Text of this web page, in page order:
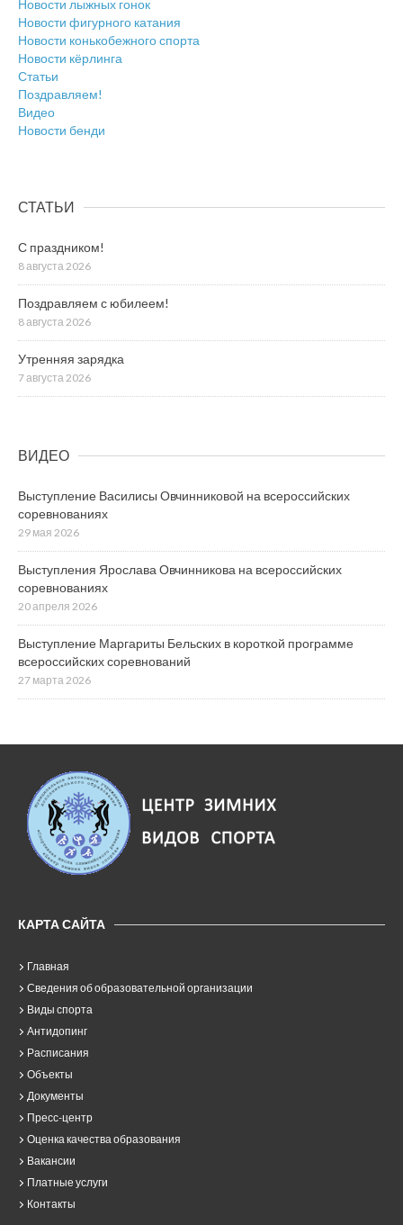
Новости лыжных гонок
Новости фигурного катания
Новости конькобежного спорта
Новости кёрлинга
Статьи
Поздравляем!
Видео
Новости бенди
СТАТЬИ
С праздником!
8 августа 2026
Поздравляем с юбилеем!
8 августа 2026
Утренняя зарядка
7 августа 2026
ВИДЕО
Выступление Василисы Овчинниковой на всероссийских
соревнованиях
29 мая 2026
Выступления Ярослава Овчинникова на всероссийских
соревнованиях
20 апреля 2026
Выступление Маргариты Бельских в короткой программе
всероссийских соревнований
27 марта 2026
КАРТА САЙТА
Главная
Сведения об образовательной организации
Виды спорта
Антидопинг
Расписания
Объекты
Документы
Пресс-центр
Оценка качества образования
Вакансии
Платные услуги
Контакты